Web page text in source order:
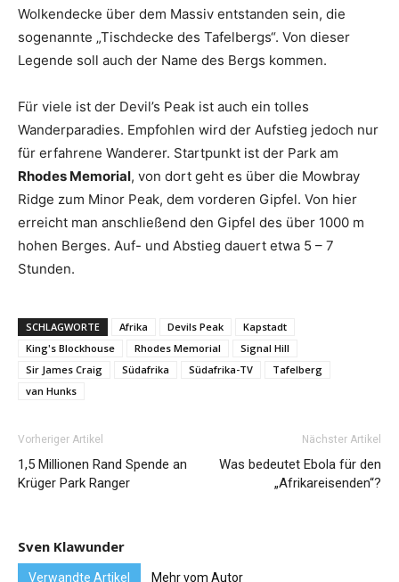
Wolkendecke über dem Massiv entstanden sein, die
sogenannte „Tischdecke des Tafelbergs“. Von dieser
Legende soll auch der Name des Bergs kommen.
Für viele ist der Devil’s Peak ist auch ein tolles
Wanderparadies. Empfohlen wird der Aufstieg jedoch nur
für erfahrene Wanderer. Startpunkt ist der Park am
Rhodes Memorial, von dort geht es über die Mowbray
Ridge zum Minor Peak, dem vorderen Gipfel. Von hier
erreicht man anschließend den Gipfel des über 1000 m
hohen Berges. Auf- und Abstieg dauert etwa 5 – 7
Stunden.
SCHLAGWORTE Afrika Devils Peak
Kapstadt
King's Blockhouse
Rhodes Memorial
Signal Hill
Sir James Craig
Südafrika Südafrika-TV
Tafelberg
van Hunks
Vorheriger Artikel
1,5 Millionen Rand Spende an
Krüger Park Ranger
Nächster Artikel
Was bedeutet Ebola für den
„Afrikareisenden“?
Sven Klawunder
Verwandte Artikel Mehr vom Autor